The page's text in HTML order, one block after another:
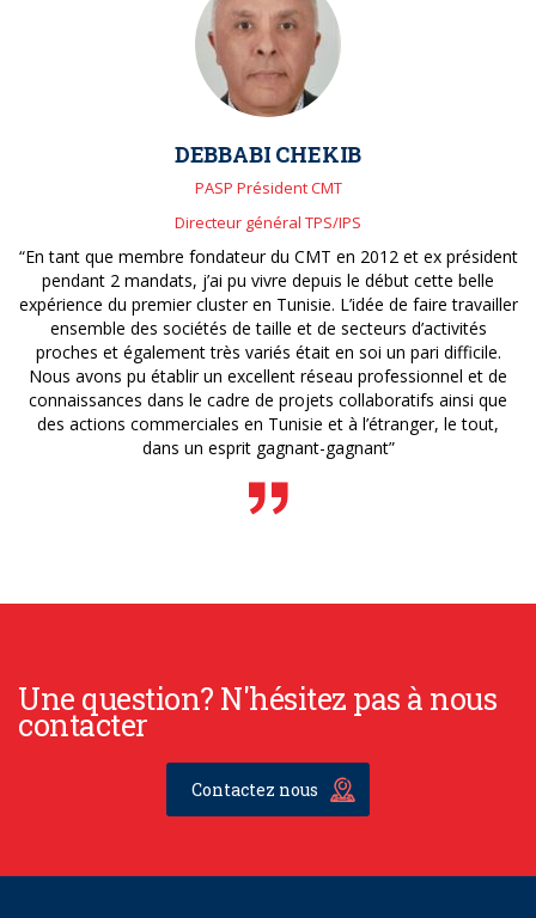
DEBBABI CHEKIB
PASP Président CMT
Directeur général TPS/IPS
“En tant que membre fondateur du CMT en 2012 et ex président
pendant 2 mandats, j’ai pu vivre depuis le début cette belle
expérience du premier cluster en Tunisie. L’idée de faire travailler
ensemble des sociétés de taille et de secteurs d’activités
proches et également très variés était en soi un pari difficile.
Nous avons pu établir un excellent réseau professionnel et de
connaissances dans le cadre de projets collaboratifs ainsi que
des actions commerciales en Tunisie et à l’étranger, le tout,
dans un esprit gagnant-gagnant”
Une question? N'hésitez pas à nous
contacter
Contactez nous